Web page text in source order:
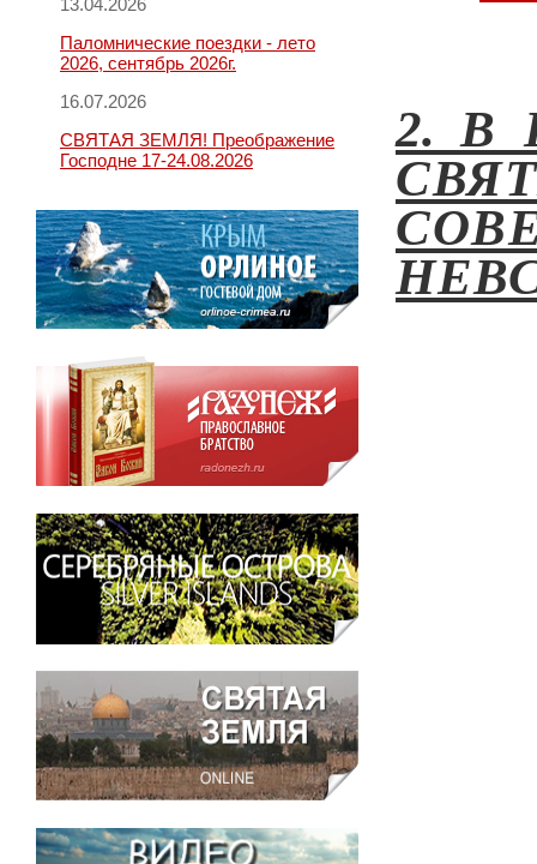
13.04.2026
Паломнические поездки - лето
2026, сентябрь 2026г.
16.07.2026
СВЯТАЯ ЗЕМЛЯ! Преображение
Господне 17-24.08.2026
2. В